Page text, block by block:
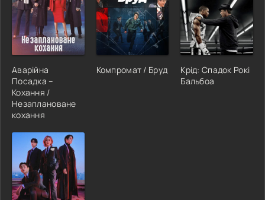
Аварійна
Посадка –
Кохання /
Незаплановане
кохання
Компромат / Бруд
Крід: Спадок Рокі
Бальбоа